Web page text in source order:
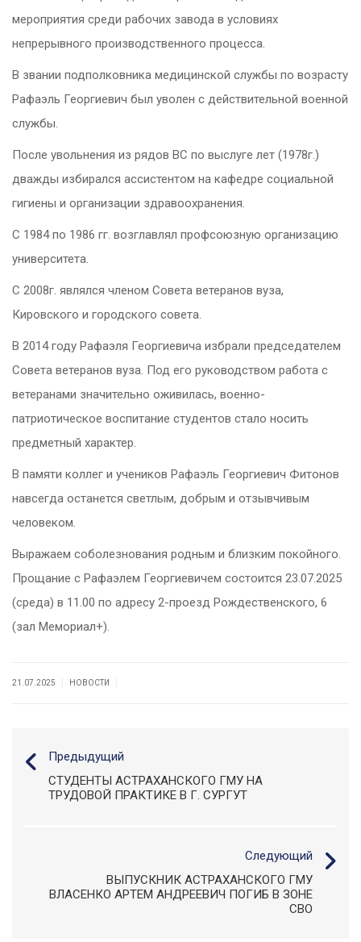
мероприятия среди рабочих завода в условиях
непрерывного производственного процесса.
В звании подполковника медицинской службы по возрасту
Рафаэль Георгиевич был уволен с действительной военной
службы.
После увольнения из рядов ВС по выслуге лет (1978г.)
дважды избирался ассистентом на кафедре социальной
гигиены и организации здравоохранения.
С 1984 по 1986 гг. возглавлял профсоюзную организацию
университета.
С 2008г. являлся членом Совета ветеранов вуза,
Кировского и городского совета.
В 2014 году Рафаэля Георгиевича избрали председателем
Совета ветеранов вуза. Под его руководством работа с
ветеранами значительно оживилась, военно-
патриотическое воспитание студентов стало носить
предметный характер.
В памяти коллег и учеников Рафаэль Георгиевич Фитонов
навсегда останется светлым, добрым и отзывчивым
человеком.
Выражаем соболезнования родным и близким покойного.
Прощание с Рафаэлем Георгиевичем состоится 23.07.2025
(среда) в 11.00 по адресу 2-проезд Рождественского, 6
(зал Мемориал+).
21.07.2025 НОВОСТИ
Предыдущий
СТУДЕНТЫ АСТРАХАНСКОГО ГМУ НА
ТРУДОВОЙ ПРАКТИКЕ В Г. СУРГУТ
Следующий
ВЫПУСКНИК АСТРАХАНСКОГО ГМУ
ВЛАСЕНКО АРТЕМ АНДРЕЕВИЧ ПОГИБ В ЗОНЕ
СВО